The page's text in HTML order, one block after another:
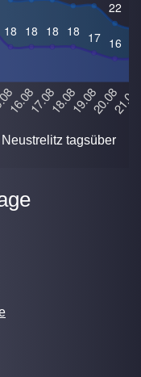
tagsüber